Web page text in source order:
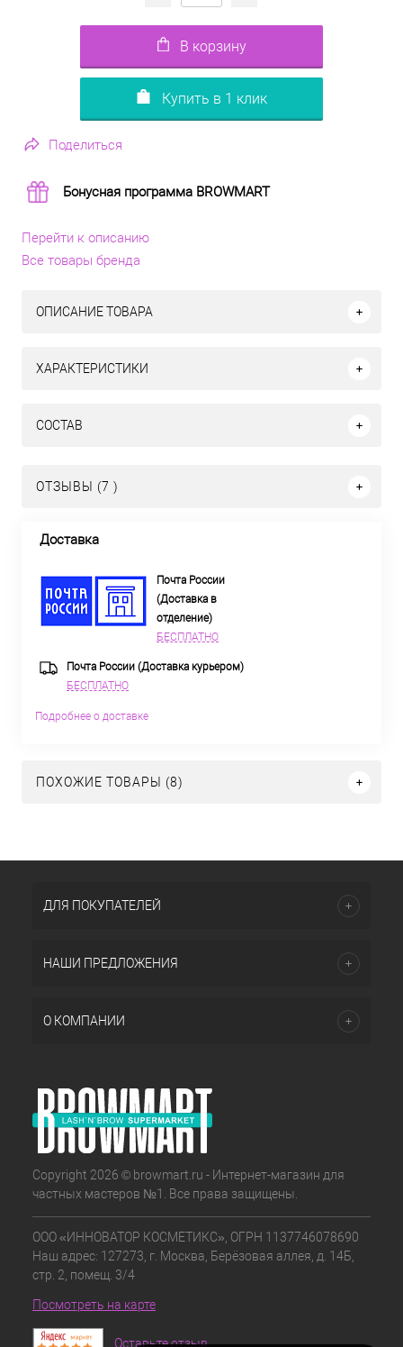
В корзину
Купить в 1 клик
Поделиться
Бонусная программа BROWMART
Перейти к описанию
Все товары бренда
ОПИСАНИЕ ТОВАРА
ХАРАКТЕРИСТИКИ
СОСТАВ
ОТЗЫВЫ (7 )
Доставка
Почта России
(Доставка в
отделение)
БЕСПЛАТНО
Почта России (Доставка курьером)
БЕСПЛАТНО
Подробнее о доставке
ПОХОЖИЕ ТОВАРЫ (8)
ДЛЯ ПОКУПАТЕЛЕЙ
НАШИ ПРЕДЛОЖЕНИЯ
О КОМПАНИИ
Copyright 2026 © browmart.ru - Интернет-магазин для
частных мастеров №1. Все права защищены.
ООО «ИННОВАТОР КОСМЕТИКС», ОГРН 1137746078690
Наш адрес: 127273, г. Москва, Берёзовая аллея, д. 14Б,
стр. 2, помещ. 3/4
Посмотреть на карте
Оставьте отзыв